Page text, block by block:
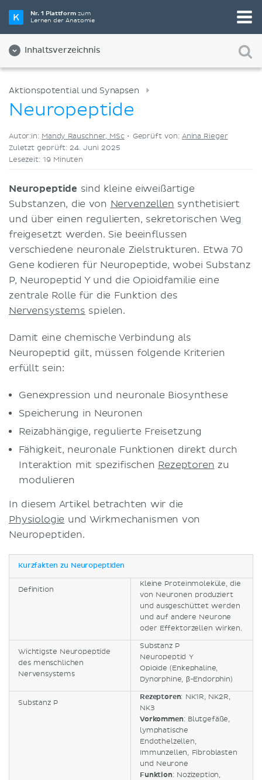
Nr. 1 Plattformzum
Lernen der Anatomie
Inhaltsverzeichnis
Wähle die beste Lernmethode für dich
Videos
Aktionspotential und Synapsen
Neuropeptide
Autor:in: Mandy Rauschner, MSc • Geprüft von: Anina Rieger
Zuletzt geprüft: 24. Juni 2025
Lesezeit: 19 Minuten
Neuropeptide sind kleine eiweißartige
Substanzen, die von Nervenzellen synthetisiert
und über einen regulierten, sekretorischen Weg
freigesetzt werden. Sie beeinflussen
verschiedene neuronale Zielstrukturen. Etwa 70
Gene kodieren für Neuropeptide, wobei Substanz
P, Neuropeptid Y und die Opioidfamilie eine
zentrale Rolle für die Funktion des
Nervensystems spielen.
Damit eine chemische Verbindung als
Neuropeptid gilt, müssen folgende Kriterien
erfüllt sein:
Genexpression und neuronale Biosynthese
Speicherung in Neuronen
Reizabhängige, regulierte Freisetzung
Fähigkeit, neuronale Funktionen direkt durch
Interaktion mit spezifischen Rezeptoren zu
modulieren
In diesem Artikel betrachten wir die
Physiologie und Wirkmechanismen von
Neuropeptiden.
Kurzfakten zu Neuropeptiden
Definition
Kleine Proteinmoleküle, die
von Neuronen produziert
und ausgeschüttet werden
und auf andere Neurone
oder Effektorzellen wirken.
Wichtigste Neuropeptide
des menschlichen
Nervensystems
Substanz P
Neuropeptid Y
Opioide (Enkephaline,
Dynorphine, β-Endorphin)
Substanz P
Rezeptoren: NK1R, NK2R,
NK3
Vorkommen: Blutgefäße,
lymphatische
Endothelzellen,
Immunzellen, Fibroblasten
und Neurone
Funktion: Nozizeption,